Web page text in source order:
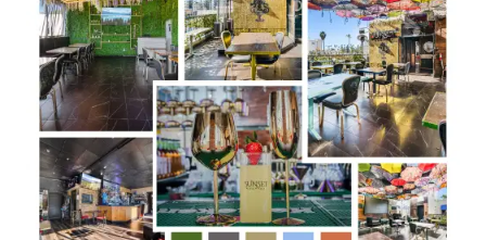
Dates nécessaires : Objet de la séance : Taille de
l'équipe/talen